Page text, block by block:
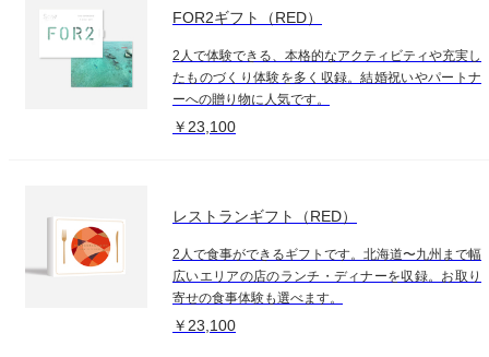
FOR2ギフト（RED）
2人で体験できる、本格的なアクティビティや充実し
たものづくり体験を多く収録。結婚祝いやパートナ
ーへの贈り物に人気です。
￥23,100
レストランギフト（RED）
2人で食事ができるギフトです。北海道〜九州まで幅
広いエリアの店のランチ・ディナーを収録。お取り
寄せの食事体験も選べます。
￥23,100